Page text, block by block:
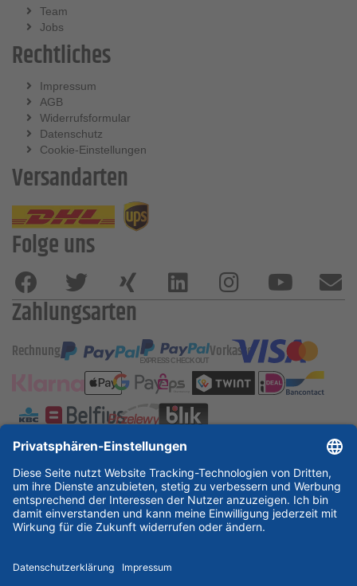
Team
Jobs
Rechtliches
Impressum
AGB
Widerrufsformular
Datenschutz
Cookie-Einstellungen
Versandarten
Folge uns
Zahlungsarten
Rechnung Vorkasse
ESSKA International
new
new new